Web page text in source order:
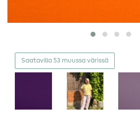
Saatavilla 53 muussa värissä